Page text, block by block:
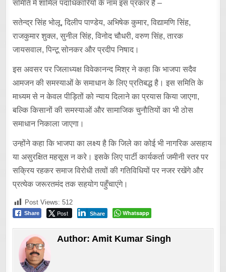
समिति में शामिल पदाधिकारियों के नाम इस प्रकार हैं –
सतेन्द्र सिंह भोलू, दिलीप पाण्डेय, अभिषेक कुमार, विद्यामणि सिंह,
राजकुमार शुक्ल, सुनील सिंह, विनोद चौधरी, वरुण सिंह, तारक
जायसवाल, पिन्टू सोनकर और प्रदीप निषाद।
इस अवसर पर जिलाध्यक्ष विवेकानन्द मिश्र ने कहा कि भाजपा सदैव
आमजन की समस्याओं के समाधान के लिए प्रतिबद्ध है। इस समिति के
माध्यम से न केवल पीड़ितों को न्याय दिलाने का प्रयास किया जाएगा,
बल्कि किसानों की समस्याओं और सामाजिक चुनौतियों का भी ठोस
समाधान निकाला जाएगा।
उन्होंने कहा कि भाजपा का लक्ष्य है कि जिले का कोई भी नागरिक असहाय
या असुरक्षित महसूस न करे। इसके लिए पार्टी कार्यकर्ता जमीनी स्तर पर
सक्रिय रहकर समाज विरोधी तत्वों की गतिविधियों पर नजर रखेंगे और
प्रत्येक जरूरतमंद तक सहयोग पहुँचाएंगे।
Post Views: 512
Share Post Share Whatsapp
Author:Amit Kumar Singh